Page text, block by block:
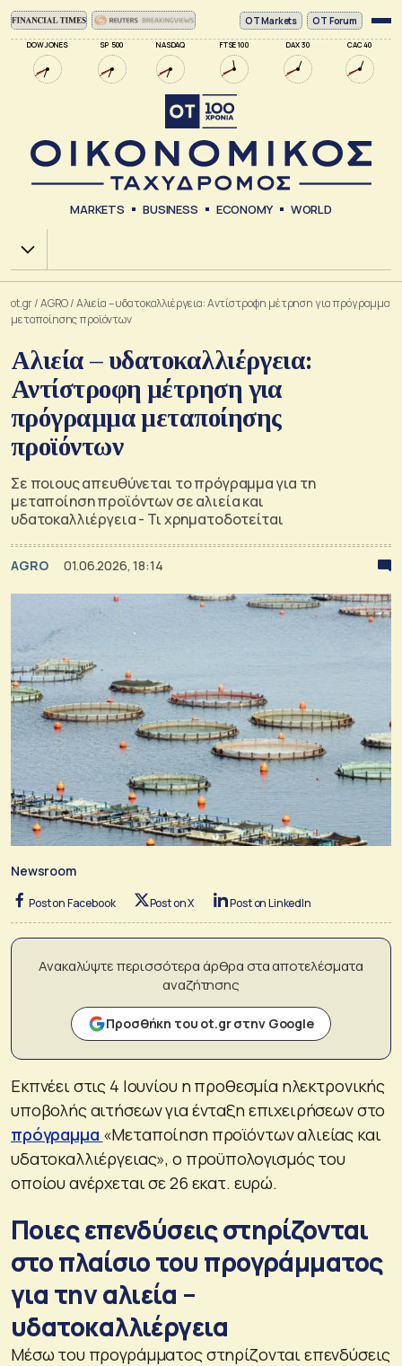
DOW JONES SP 500 NASDAQ FTSE 100 DAX 30 CAC 40
ΟΤ Markets OT Forum
MARKETS BUSINESS ECONOMY WORLD
Χ.Α.
ot.gr/AGRO/Αλιεία – υδατοκαλλιέργεια: Αντίστροφη μέτρηση για πρόγραμμα
μεταποίησης προϊόντων
Αλιεία – υδατοκαλλιέργεια:
Αντίστροφη μέτρηση για
πρόγραμμα μεταποίησης
προϊόντων
Σε ποιους απευθύνεται το πρόγραμμα για τη
μεταποίηση προϊόντων σε αλιεία και
υδατοκαλλιέργεια - Τι χρηματοδοτείται
AGRO 01.06.2026, 18:14
Newsroom
Post on Facebook Post on X Post on LinkedIn
Ανακαλύψτε περισσότερα άρθρα στα αποτελέσματα
αναζήτησης
Προσθήκη του ot.gr στην Google
Εκπνέει στις 4 Ιουνίου η προθεσμία ηλεκτρονικής
υποβολής αιτήσεων για ένταξη επιχειρήσεων στο
πρόγραμμα «Μεταποίηση προϊόντων αλιείας και
υδατοκαλλιέργειας», ο προϋπολογισμός του
οποίου ανέρχεται σε 26 εκατ. ευρώ.
Ποιες επενδύσεις στηρίζονται
στο πλαίσιο του προγράμματος
για την αλιεία –
υδατοκαλλιέργεια
Μέσω του προγράμματος στηρίζονται επενδύσεις